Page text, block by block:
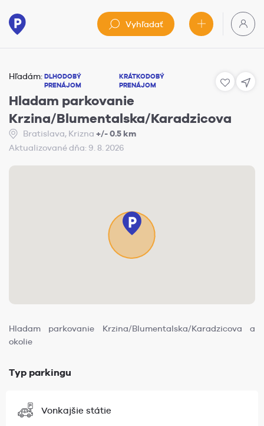
Vyhľadať
Hľadám: DLHODOBÝ
PRENÁJOM
KRÁTKODOBÝ
PRENÁJOM
Hladam parkovanie
Krzina/Blumentalska/Karadzicova
Bratislava, Krizna +/- 0.5 km
Aktualizované dňa: 9. 8. 2026
Hladam parkovanie Krzina/Blumentalska/Karadzicova a
okolie
Typ parkingu
Vonkajšie státie